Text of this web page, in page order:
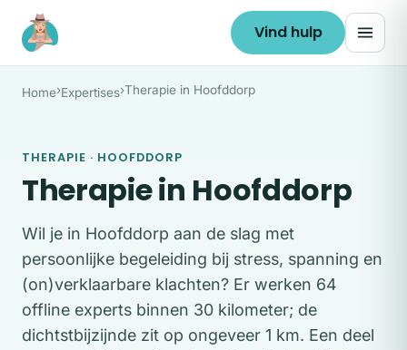
Ga naar de inhoud
Vind hulp
Home›Expertises›Therapie in Hoofddorp
THERAPIE · HOOFDDORP
Therapie in Hoofddorp
Wil je in Hoofddorp aan de slag met
persoonlijke begeleiding bij stress, spanning en
(on)verklaarbare klachten? Er werken 64
offline experts binnen 30 kilometer; de
dichtstbijzijnde zit op ongeveer 1 km. Een deel